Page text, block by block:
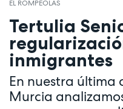
EL ROMPEOLAS
Tertulia
inmigrantes
En nuestra última
Murcia